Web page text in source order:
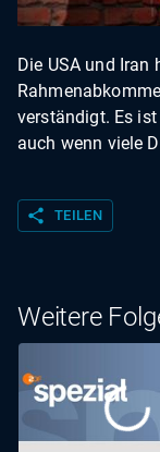
Die USA und
verständigt. Es
auch wenn viele
share TEILEN
Weitere